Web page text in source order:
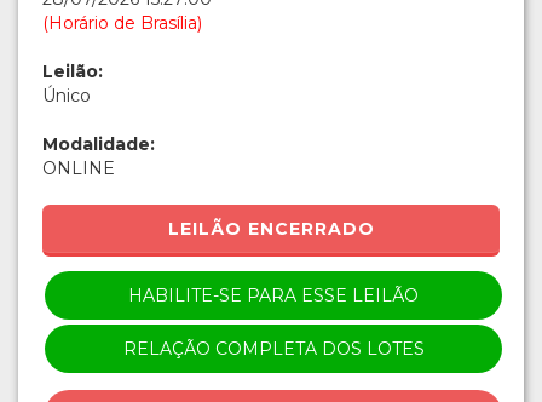
(Horário de Brasília)
Leilão:
Único
Modalidade:
ONLINE
LEILÃO ENCERRADO
HABILITE-SE PARA ESSE LEILÃO
RELAÇÃO COMPLETA DOS LOTES